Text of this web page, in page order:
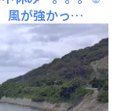
風が強かっ
てれば良いんで
風で持っていか
駅 みつ”でまっ
かったですがソレ